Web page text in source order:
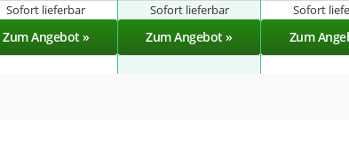
Sofort lieferbar Sofort lieferbar Sofort
Zum Angebot » Zum Angebot » Zum